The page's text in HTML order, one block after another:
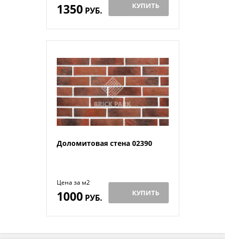
1350РУБ. КУПИТЬ
Доломитовая стена 02390
Цена за м2
1000РУБ. КУПИТЬ